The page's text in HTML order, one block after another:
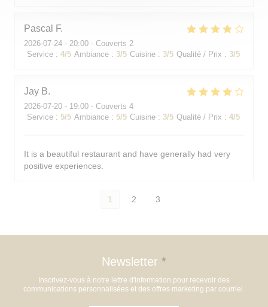
Pascal F
2026-07-24 - 20:00 - Couverts 2
Service : 4/5 Ambiance : 3/5 Cuisine : 3/5 Qualité / Prix : 3/5
Jay B
2026-07-20 - 19:00 - Couverts 4
Service : 5/5 Ambiance : 5/5 Cuisine : 3/5 Qualité / Prix : 4/5
It is a beautiful restaurant and have generally had very
positive experiences.
1 2 3
Newsletter *
Inscrivez-vous à notre lettre d'information pour recevoir des
communications personnalisées et des offres marketing par courriel.